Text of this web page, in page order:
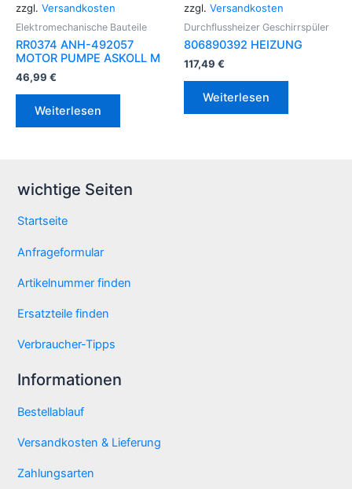
zzgl. Versandkosten
Elektromechanische Bauteile
RR0374 ANH-492057
MOTOR PUMPE ASKOLL M
46,99 €
Weiterlesen
zzgl. Versandkosten
Durchflussheizer Geschirrspüler
806890392 HEIZUNG
117,49 €
Weiterlesen
wichtige Seiten
Startseite
Anfrageformular
Artikelnummer finden
Ersatzteile finden
Verbraucher-Tipps
Informationen
Bestellablauf
Versandkosten & Lieferung
Zahlungsarten